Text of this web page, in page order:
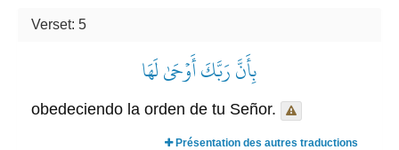
Verset: 5
بِأَنَّ رَبَّكَ أَوۡحَىٰ لَهَا
obedeciendo la orden de tu Señor.
Présentation des autres traductions